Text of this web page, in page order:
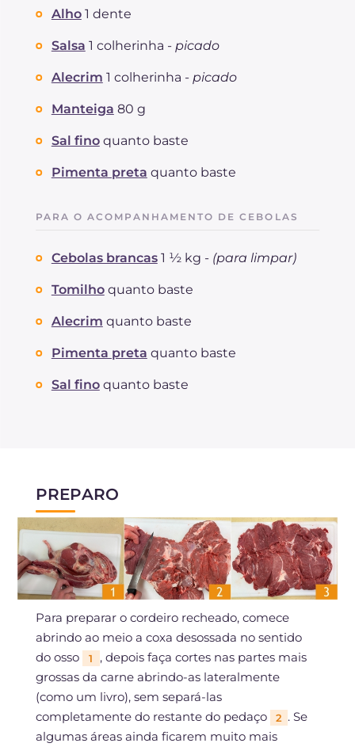
Alho 1 dente
Salsa 1 colherinha - picado
Alecrim 1 colherinha - picado
Manteiga 80 g
Sal fino quanto baste
Pimenta preta quanto baste
PARA O ACOMPANHAMENTO DE CEBOLAS
Cebolas brancas 1 ½ kg - (para limpar)
Tomilho quanto baste
Alecrim quanto baste
Pimenta preta quanto baste
Sal fino quanto baste
PREPARO
Para preparar o cordeiro recheado, comece
abrindo ao meio a coxa desossada no sentido
do osso
1
, depois faça cortes nas partes mais
grossas da carne abrindo-as lateralmente
(como um livro), sem separá-las
completamente do restante do pedaço
2 . Se
algumas áreas ainda ficarem muito mais